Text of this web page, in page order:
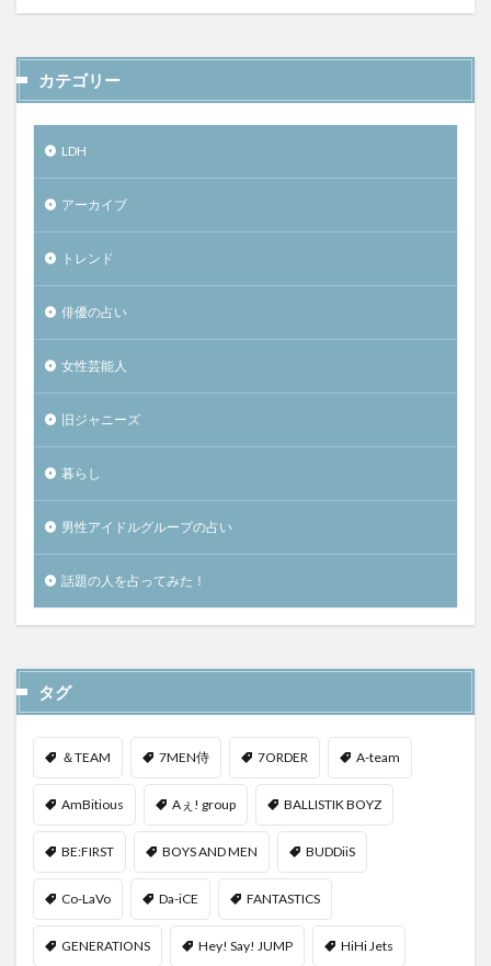
カテゴリー
LDH
アーカイブ
トレンド
俳優の占い
女性芸能人
旧ジャニーズ
暮らし
男性アイドルグループの占い
話題の人を占ってみた！
タグ
＆TEAM 7MEN侍 7ORDER A-team
AmBitious Aぇ! group BALLISTIK BOYZ
BE:FIRST BOYS AND MEN BUDDiiS
Co-LaVo Da-iCE FANTASTICS
GENERATIONS Hey! Say! JUMP HiHi Jets